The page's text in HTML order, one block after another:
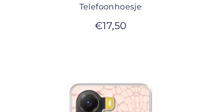
Telefoonhoesje
€17,50